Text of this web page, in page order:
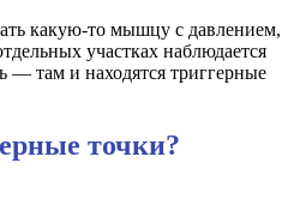
какую-то мышцу с давлением,
участках наблюдается
— там и находятся триггерные
точки?